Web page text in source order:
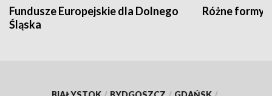
Fundusze Europejskie dla Dolnego
Śląska
Różne formy